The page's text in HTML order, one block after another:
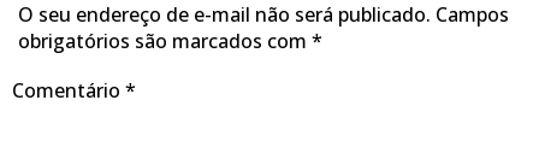
O seu endereço de e-mail não será publicado. Campos
obrigatórios são marcados com *
Comentário *